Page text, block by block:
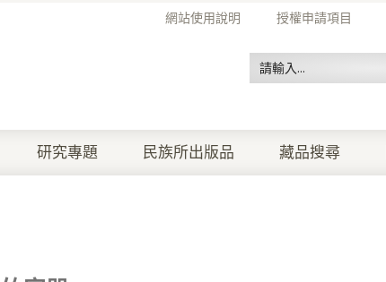
網站使用說明 授權申請項目
研究專題 民族所出版品 藏品搜尋